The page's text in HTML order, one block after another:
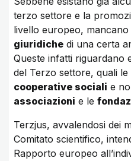
terzo settore e la
livello europeo, mancano
giuridiche di una certa
Queste infatti riguardano
del Terzo settore, quali le
cooperative sociali e
associazioni e le
Terzjus, avvalendosi dei
Comitato scientifico,
Rapporto europeo